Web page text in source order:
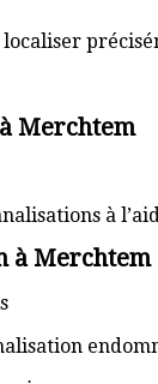
Merchtem
à
à Merchtem